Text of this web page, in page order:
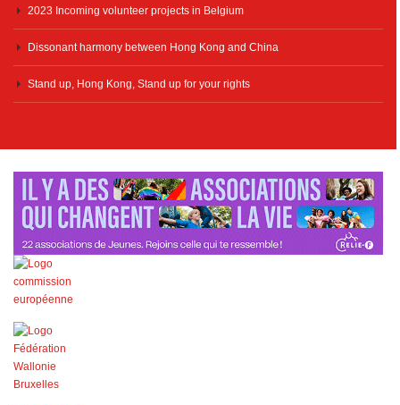
2023 Incoming volunteer projects in Belgium
Dissonant harmony between Hong Kong and China
Stand up, Hong Kong, Stand up for your rights